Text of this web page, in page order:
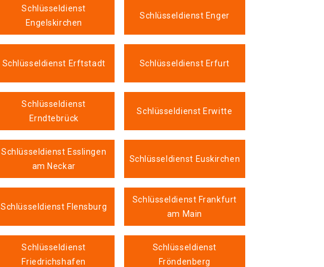
Schlüsseldienst
Engelskirchen
Schlüsseldienst Enger
Schlüsseldienst Erftstadt Schlüsseldienst Erfurt
Schlüsseldienst
Erndtebrück
Schlüsseldienst Erwitte
Schlüsseldienst Esslingen
am Neckar
Schlüsseldienst Euskirchen
Schlüsseldienst Flensburg
Schlüsseldienst Frankfurt
am Main
Schlüsseldienst
Friedrichshafen
Schlüsseldienst
Fröndenberg